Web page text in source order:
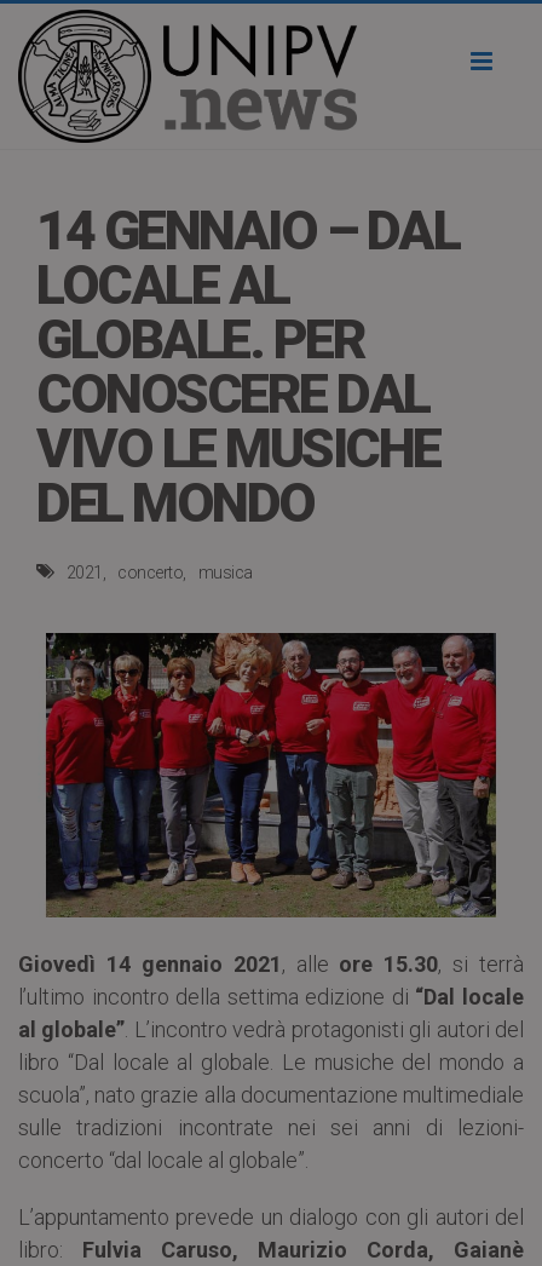
14 GENNAIO – DAL
LOCALE AL
GLOBALE. PER
CONOSCERE DAL
VIVO LE MUSICHE
DEL MONDO
2021 concerto musica
Giovedì 14 gennaio 2021, alle ore 15.30, si terrà
l’ultimo incontro della settima edizione di “Dal locale
al globale” . L’incontro vedrà protagonisti gli autori del
libro “Dal locale al globale. Le musiche del mondo a
scuola”, nato grazie alla documentazione multimediale
sulle tradizioni incontrate nei sei anni di lezioni-
concerto “dal locale al globale”.
L’appuntamento prevede un dialogo con gli autori del
libro: Fulvia Caruso, Maurizio Corda, Gaianè